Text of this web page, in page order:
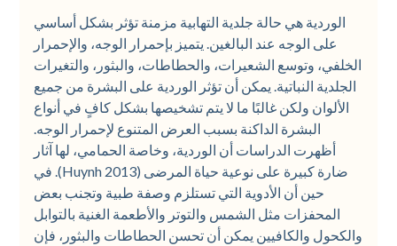
الوردية هي حالة جلدية التهابية مزمنة تؤثر بشكل أساسي
على الوجه عند البالغين. يتميز بإحمرار الوجه، والإحمرار
الخلفي، وتوسع الشعيرات، والحطاطات، والبثور، والتغيرات
الجلدية النباتية. يمكن أن تؤثر الوردية على البشرة من جميع
الألوان ولكن غالبًا ما لا يتم تشخيصها بشكل كافٍ في أنواع
البشرة الداكنة بسبب العرض المتنوع لإحمرار الوجه.
أظهرت الدراسات أن الوردية، وخاصة الحمامي، لها آثار
ضارة كبيرة على نوعية حياة المرضى (Huynh 2013). في
حين أن الأدوية التي تستلزم وصفة طبية وتجنب بعض
المحفزات مثل الشمس والتوتر والأطعمة الغنية بالتوابل
والكحول والكافيين يمكن أن تحسن الحطاطات والبثور، فإن